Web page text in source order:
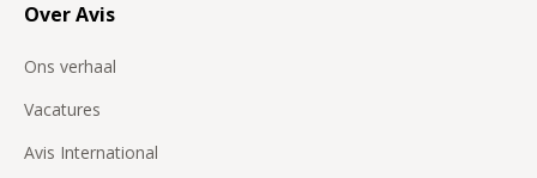
Over Avis
Ons verhaal
Vacatures
Avis International